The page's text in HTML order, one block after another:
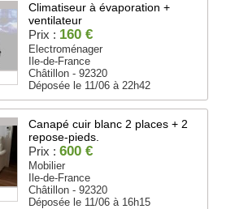
Climatiseur à évaporation +
ventilateur
Prix : 160 €
Electroménager
Ile-de-France
Châtillon - 92320
Déposée le 11/06 à 22h42
Canapé cuir blanc 2 places + 2
repose-pieds.
Prix : 600 €
Mobilier
Ile-de-France
Châtillon - 92320
Déposée le 11/06 à 16h15